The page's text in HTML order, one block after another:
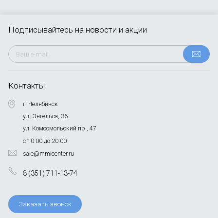
Контакты
г. Челябинск
ул. Энгельса, 36
ул. Комсомольский пр., 47
с 10:00 до 20:00
sale@mmicenter.ru
8 (351) 711-13-74
Заказать звонок
Подписывайтесь на новости и акции